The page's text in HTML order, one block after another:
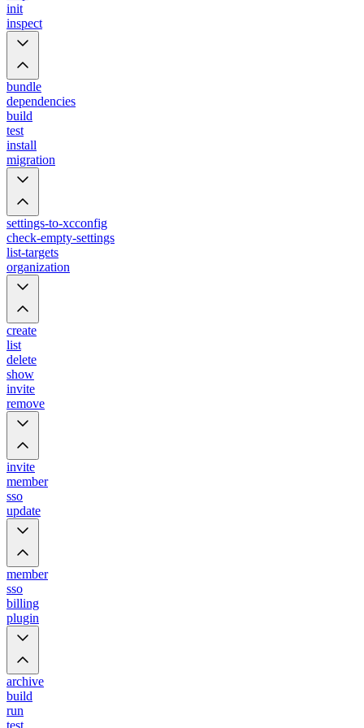
init
inspect
bundle
dependencies
build
test
install
migration
settings-to-xcconfig
check-empty-settings
list-targets
organization
create
list
delete
show
invite
remove
invite
member
sso
update
member
sso
billing
plugin
archive
build
run
test